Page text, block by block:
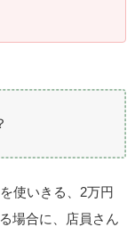
使いきる、2万円
場合に、店員さん